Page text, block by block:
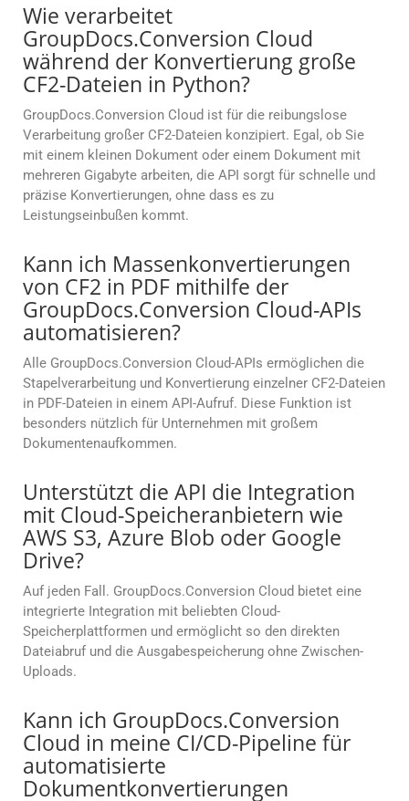
Wie verarbeitet
GroupDocs.Conversion Cloud
während der Konvertierung große
CF2-Dateien in Python?
GroupDocs.Conversion Cloud ist für die reibungslose
Verarbeitung großer CF2-Dateien konzipiert. Egal, ob Sie
mit einem kleinen Dokument oder einem Dokument mit
mehreren Gigabyte arbeiten, die API sorgt für schnelle und
präzise Konvertierungen, ohne dass es zu
Leistungseinbußen kommt.
Kann ich Massenkonvertierungen
von CF2 in PDF mithilfe der
GroupDocs.Conversion Cloud-APIs
automatisieren?
Alle GroupDocs.Conversion Cloud-APIs ermöglichen die
Stapelverarbeitung und Konvertierung einzelner CF2-Dateien
in PDF-Dateien in einem API-Aufruf. Diese Funktion ist
besonders nützlich für Unternehmen mit großem
Dokumentenaufkommen.
Unterstützt die API die Integration
mit Cloud-Speicheranbietern wie
AWS S3, Azure Blob oder Google
Drive?
Auf jeden Fall. GroupDocs.Conversion Cloud bietet eine
integrierte Integration mit beliebten Cloud-
Speicherplattformen und ermöglicht so den direkten
Dateiabruf und die Ausgabespeicherung ohne Zwischen-
Uploads.
Kann ich GroupDocs.Conversion
Cloud in meine CI/CD-Pipeline für
automatisierte
Dokumentkonvertierungen